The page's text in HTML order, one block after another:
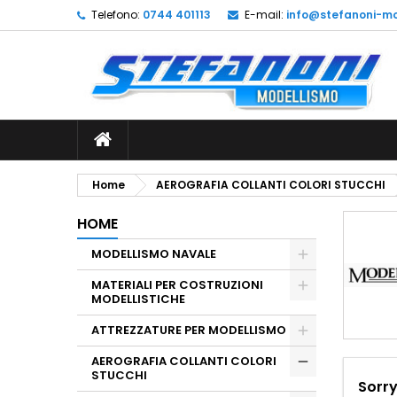
Telefono: 0744 401113 E-mail: info@stefanoni-
Home AEROGRAFIA COLLANTI COLORI STUCCHI
HOME
MODELLISMO NAVALE
MATERIALI PER COSTRUZIONI
MODELLISTICHE
ATTREZZATURE PER MODELLISMO
AEROGRAFIA COLLANTI COLORI
STUCCHI